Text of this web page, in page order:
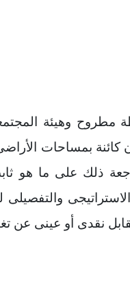
مطروح وهيئة
ذلك على ما هو
والتفصيلى
نقدى أو عينى عن